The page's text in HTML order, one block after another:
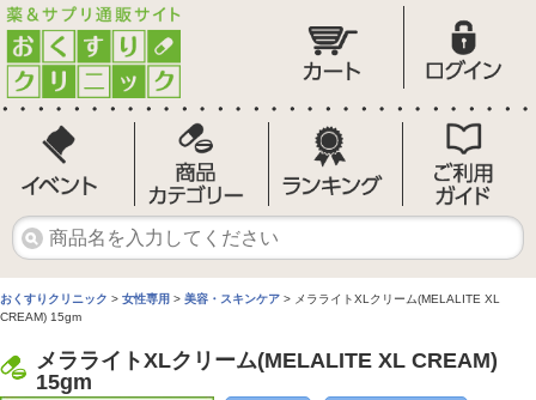
おくすりクリニック > 女性専用 > 美容・スキンケア > メラライトXLクリーム(MELALITE XL
CREAM) 15gm
メラライトXLクリーム(MELALITE XL CREAM)
15gm